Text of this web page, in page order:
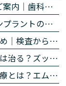
インプラント手術の受託・出張オペのご案内｜歯科医師の先生方へ
他院で断られた・トラブルになったインプラントのご相談
【名古屋・栄】歯周病治療の全4回まとめ｜検査から再生治療・歯肉退縮まで専門医が解説
第4回：【名古屋・栄】下がった歯ぐきは治る？ズッケリー法で歯肉退縮を改善する再生治療
第3回：【名古屋・栄】歯周組織再生治療とは？エムドゲイン・リグロスで歯を残す方法を専門医が解説